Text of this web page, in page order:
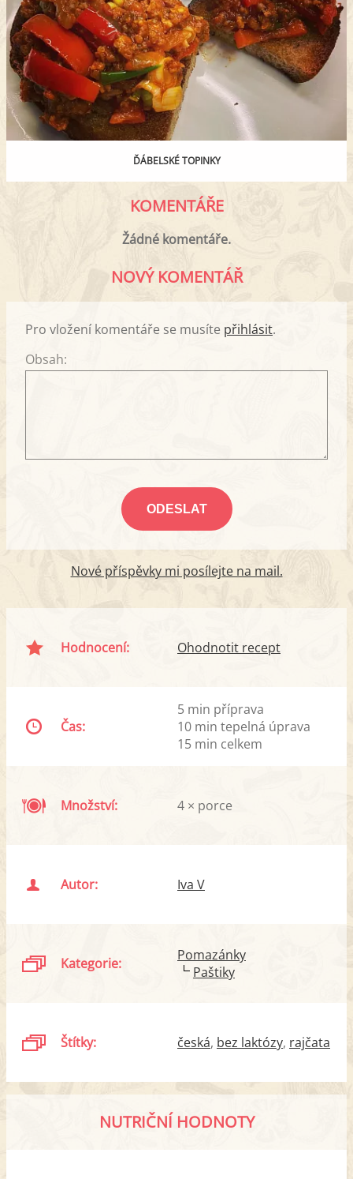
ĎÁBELSKÉ TOPINKY
KOMENTÁŘE
Žádné komentáře.
NOVÝ KOMENTÁŘ
Pro vložení komentáře se musíte přihlásit.
Obsah:
Nové příspěvky mi posílejte na mail.
Hodnocení: Ohodnotit recept
Čas:
5 min příprava
10 min tepelná úprava
15 min celkem
Množství: 4 × porce
Autor: Iva V
Kategorie:
Pomazánky
Paštiky
Štítky: česká bez laktózy rajčata
NUTRIČNÍ HODNOTY